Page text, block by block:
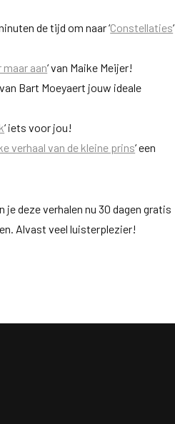
de tijd om naar ‘Constellaties‘
maar aan‘ van Maike Meijer!
van Bart Moeyaert jouw ideale
‘ iets voor jou!
verhaal van de kleine prins‘ een
je deze verhalen nu 30 dagen gratis
Alvast veel luisterplezier!